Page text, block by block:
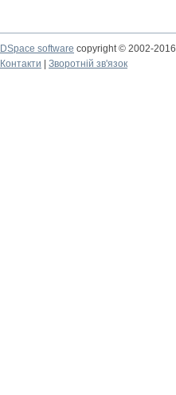
DSpace software copyright © 2002-2016
Контакти
Зворотній зв'язок